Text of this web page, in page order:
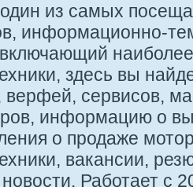
из самых
информационно-
включающий
здесь вы
верфей, сервисов,
информацию о
о продаже
вакансии,
Работает с